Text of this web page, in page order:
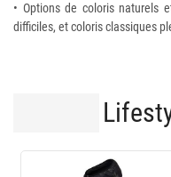
• Options de coloris naturels
difficiles, et coloris classiques